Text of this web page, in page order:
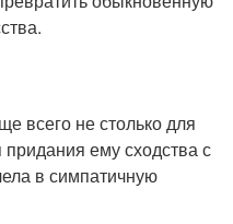
всего не столько для
придания ему сходства с
в симпатичную